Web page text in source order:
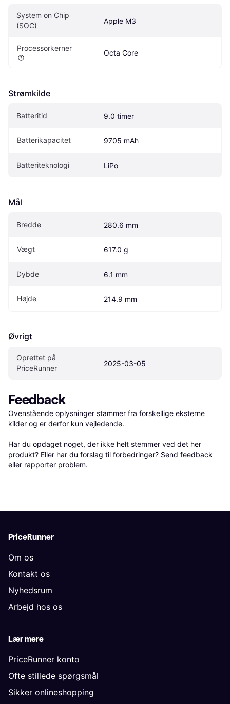
System on Chip
(SOC)
Apple M3
Processorkerner
Octa Core
Strømkilde
Batteritid 9.0 timer
Batterikapacitet 9705 mAh
Batteriteknologi LiPo
Mål
Bredde 280.6 mm
Vægt 617.0 g
Dybde 6.1 mm
Højde 214.9 mm
Øvrigt
Oprettet på
PriceRunner
2025-03-05
Feedback
Ovenstående oplysninger stammer fra forskellige eksterne
kilder og er derfor kun vejledende.
Har du opdaget noget, der ikke helt stemmer ved det her
produkt? Eller har du forslag til forbedringer? Send feedback
eller rapporter problem.
PriceRunner
Om os
Kontakt os
Nyhedsrum
Arbejd hos os
Lær mere
PriceRunner konto
Ofte stillede spørgsmål
Sikker onlineshopping